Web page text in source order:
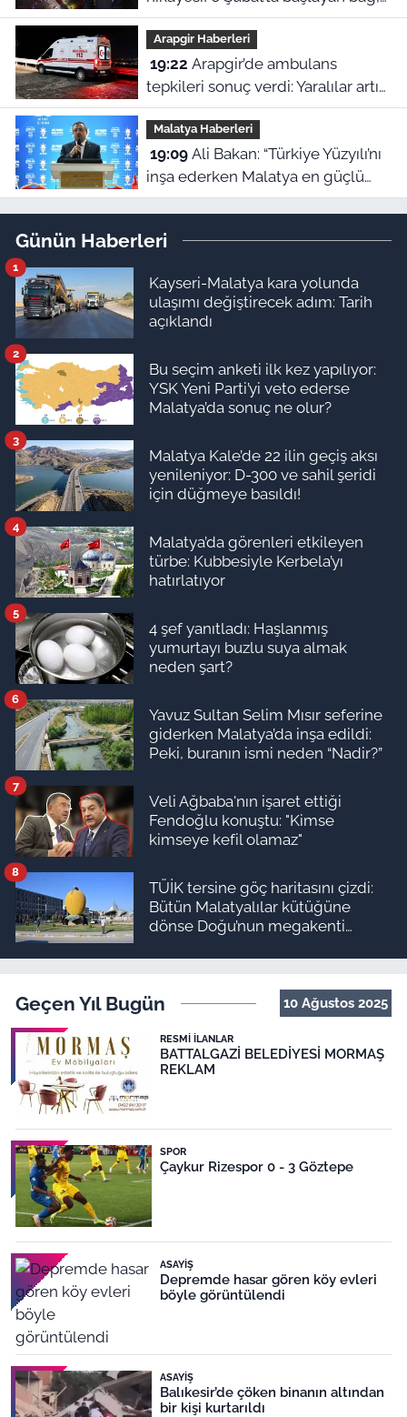
bugün Malatya’ya nefes oluyor
Arapgir Haberleri
19:22
tepkileri sonuç verdi: Yaralılar artık
beklemeyecek
Malatya Haberleri
19:09Ali Bakan: “Türkiye Yüzyılı’nı
inşa ederken Malatya en güçlü
kale olmaya kararlıdır”
Günün Haberleri
Kayseri-Malatya kara yolunda
ulaşımı değiştirecek adım: Tarih
açıklandı
1
Bu seçim anketi ilk kez yapılıyor:
YSK Yeni Parti’yi veto ederse
Malatya’da sonuç ne olur?
2
Malatya Kale’de 22 ilin geçiş aksı
yenileniyor: D-300 ve sahil şeridi
için düğmeye basıldı!
3
Malatya’da görenleri etkileyen
türbe: Kubbesiyle Kerbela’yı
hatırlatıyor
4
4 şef yanıtladı: Haşlanmış
yumurtayı buzlu suya almak
neden şart?
5
Yavuz Sultan Selim Mısır seferine
giderken Malatya’da inşa edildi:
Peki, buranın ismi neden “Nadir?”
6
Veli Ağbaba'nın işaret ettiği
Fendoğlu konuştu: "Kimse
kimseye kefil olamaz"
7
TÜİK tersine göç haritasını çizdi:
Bütün Malatyalılar kütüğüne
dönse Doğu’nun megakenti
8
Geçen Yıl Bugün 10 Ağustos 2025
RESMI İLANLAR
BATTALGAZİ BELEDİYESİ MORMAŞ
REKLAM
SPOR
Çaykur Rizespor 0 - 3 Göztepe
ASAYIŞ
Depremde hasar gören köy evleri
böyle görüntülendi
ASAYIŞ
Balıkesir’de çöken binanın altından
bir kişi kurtarıldı